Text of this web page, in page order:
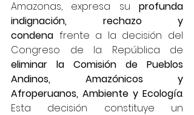
Amazonas, expresa su profunda
indignación, rechazo y
condena frente a la decisión del
eliminar la Comisión de Pueblos
Andinos, Amazónicos y
Afroperuanos, Ambiente y Ecología.